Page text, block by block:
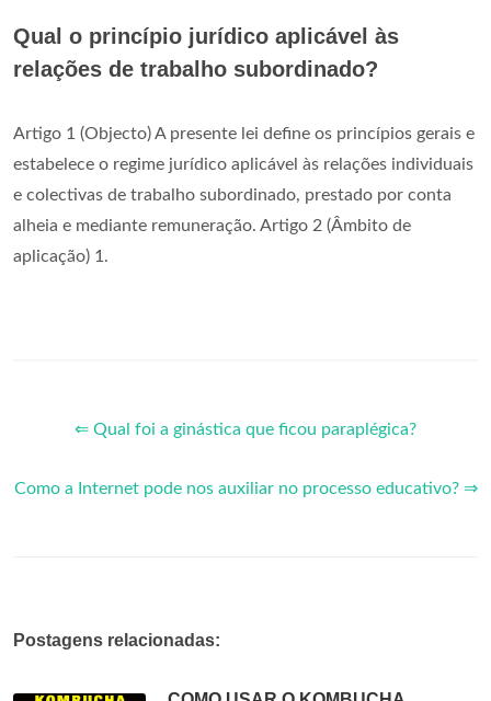
Qual o princípio jurídico aplicável às
relações de trabalho subordinado?
Artigo 1 (Objecto) A presente lei define os princípios gerais e
estabelece o regime jurídico aplicável às relações individuais
e colectivas de trabalho subordinado, prestado por conta
alheia e mediante remuneração. Artigo 2 (Âmbito de
aplicação) 1.
⇐ Qual foi a ginástica que ficou paraplégica?
Como a Internet pode nos auxiliar no processo educativo? ⇒
Postagens relacionadas: